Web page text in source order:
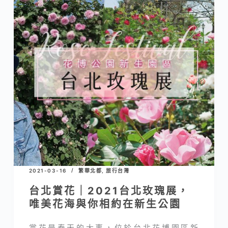
2021-03-16 繁華北都 ,旅行台灣
台北賞花｜2021台北玫瑰展，
唯美花海與你相約在新生公園